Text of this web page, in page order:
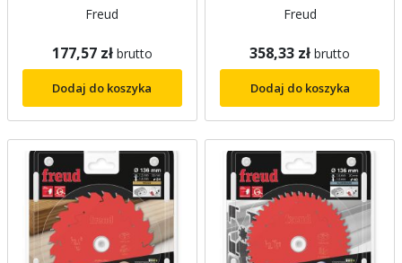
Freud
177,57 zł brutto
Dodaj do koszyka
Freud
358,33 zł brutto
Dodaj do koszyka